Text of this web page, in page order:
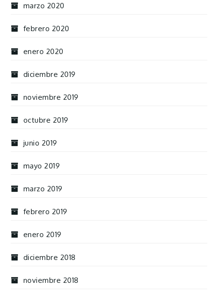
marzo 2020
febrero 2020
enero 2020
diciembre 2019
noviembre 2019
octubre 2019
junio 2019
mayo 2019
marzo 2019
febrero 2019
enero 2019
diciembre 2018
noviembre 2018